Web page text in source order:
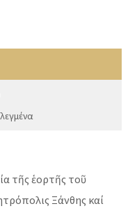
τῆς ἑορτῆς τοῦ
Ξάνθης καί